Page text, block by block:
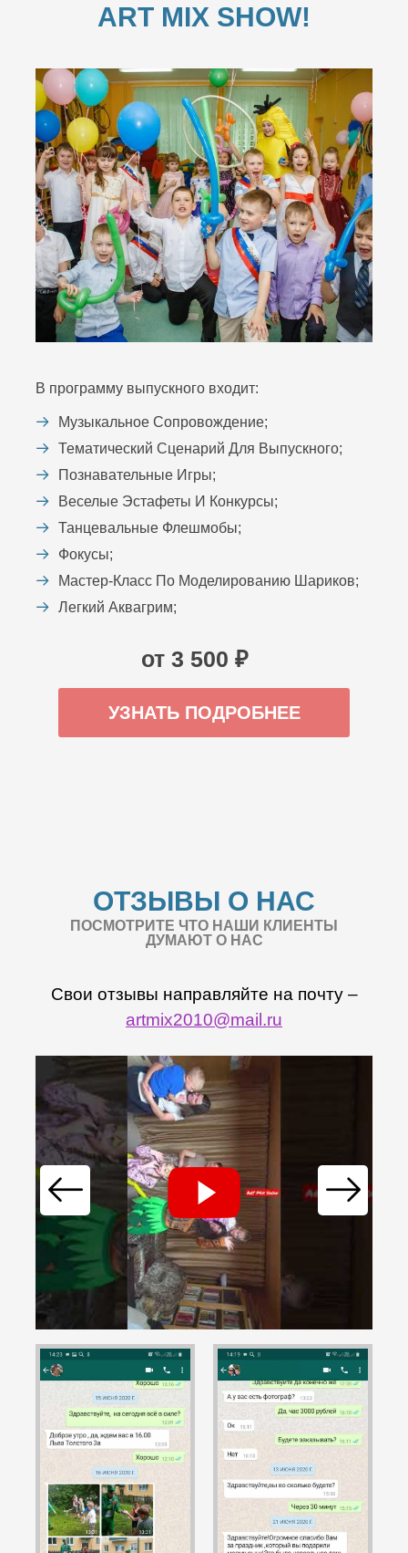
ART MIX SHOW!
В программу выпускного входит:
Музыкальное Сопровождение;
Тематический Сценарий Для Выпускного;
Познавательные Игры;
Веселые Эстафеты И Конкурсы;
Танцевальные Флешмобы;
Фокусы;
Мастер-Класс По Моделированию Шариков;
Легкий Аквагрим;
от 3 500 ₽
УЗНАТЬ ПОДРОБНЕЕ
ОТЗЫВЫ О НАС
ПОСМОТРИТЕ ЧТО НАШИ КЛИЕНТЫ
ДУМАЮТ О НАС
Свои отзывы направляйте на почту –
artmix2010@mail.ru